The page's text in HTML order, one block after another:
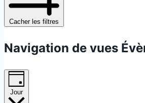
Cacher les filtres
Navigation de vues
Jour